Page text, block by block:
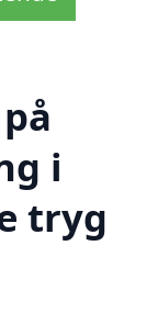
i
tryg